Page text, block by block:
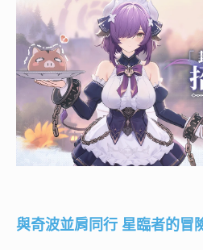
與奇波並肩同行 星臨者的冒